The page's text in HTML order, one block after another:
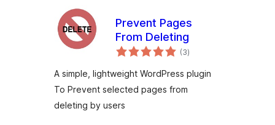
Prevent Pages
From Deleting
(3કુલ
રેટિંગ્સ
)
A simple, lightweight WordPress plugin
To Prevent selected pages from
deleting by users